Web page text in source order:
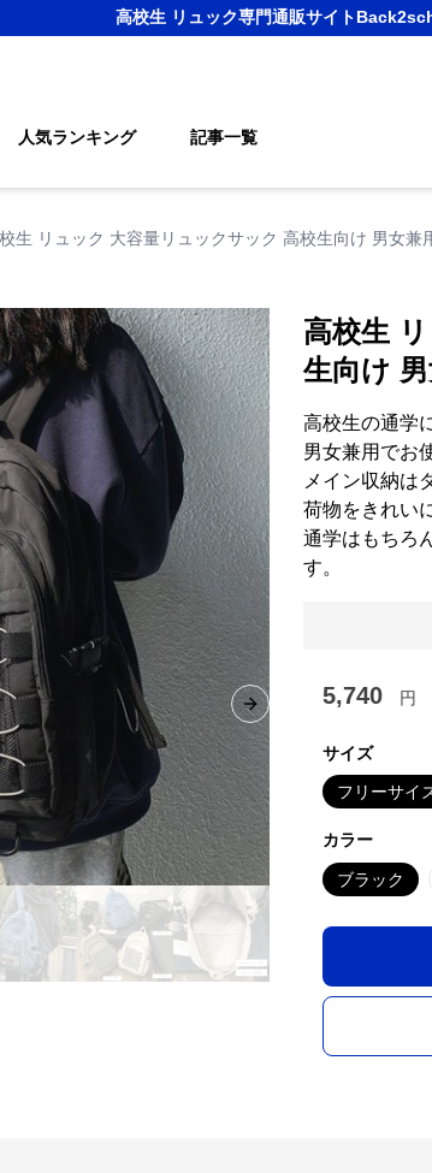
高校生 リュック専門通販サイト
人気ランキング 記事一覧
生 リュック 大容量リュックサック 高校生向け 男女兼
Next slide
高校生
生向け
高校生の通学
男女兼用でお
メイン収納は
荷物をきれい
通学はもちろ
す。
5,740 円
サイズ
フリーサイ
カラー
ブラック